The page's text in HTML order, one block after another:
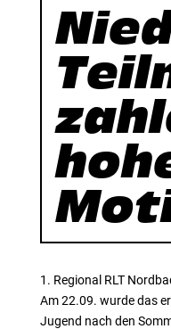
1. Regional RLT
Am 22.09. wurde das
Jugend nach den